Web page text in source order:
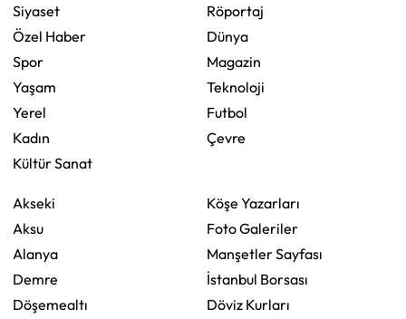
Siyaset
Özel Haber
Spor
Yaşam
Yerel
Kadın
Kültür Sanat
Röportaj
Dünya
Magazin
Teknoloji
Futbol
Çevre
Akseki
Aksu
Alanya
Demre
Döşemealtı
Köşe Yazarları
Foto Galeriler
Manşetler Sayfası
İstanbul Borsası
Döviz Kurları